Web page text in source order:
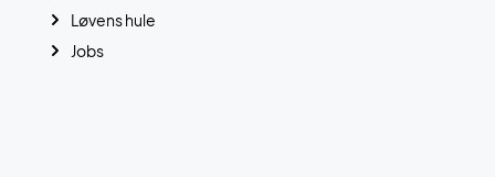
Løvens hule
Jobs